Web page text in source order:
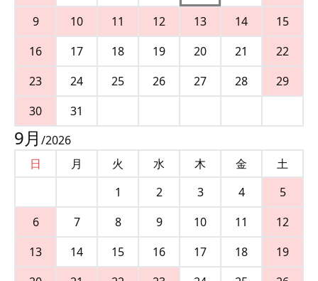
9
10 11 12 13 14
15
16
17 18 19 20 21
22
23
24 25 26 27 28
29
30
31
9月 /2026
日
月 火 水 木 金
土
1
2 3 4
5
6
7 8 9 10 11
12
13
14 15 16 17 18
19